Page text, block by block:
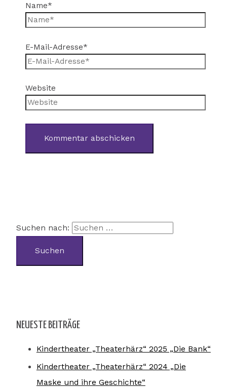
Name*
E-Mail-Adresse*
Website
Suchen nach:
NEUESTE BEITRÄGE
Kindertheater „Theaterhärz“ 2025 „Die Bank“
Kindertheater „Theaterhärz“ 2024 „Die
Maske und ihre Geschichte“